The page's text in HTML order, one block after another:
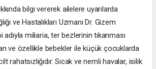
bilgi vererek ailelere uyarılarda
ve Hastalıkları Uzmanı Dr. Gizem
adıyla miliaria, ter bezlerinin tıkanması
ve özellikle bebekler ile küçük çocuklarda
rahatsızlığıdır. Sıcak ve nemli havalar, isilik